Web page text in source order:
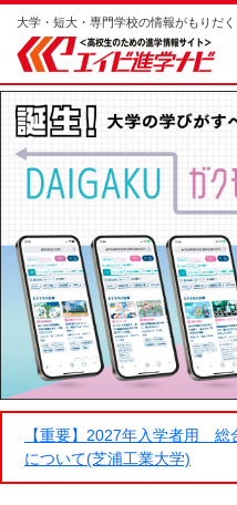
大学・短大・専門学校の情報がもりだく
【重要】2027年入学者用 総
について(芝浦工業大学)